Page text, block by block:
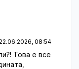
22.06.2026, 08:54
Това е все